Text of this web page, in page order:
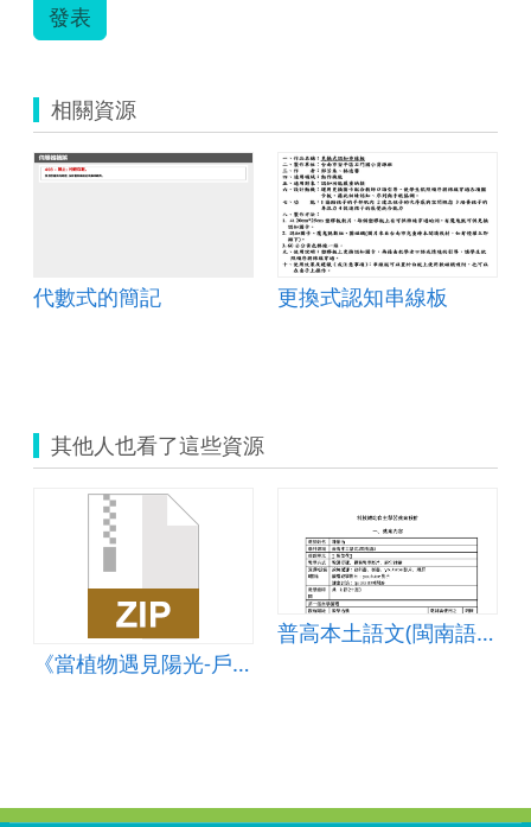
發表
相關資源
代數式的簡記 更換式認知串線板
其他人也看了這些資源
《當植物遇見陽光-戶外篇》互動
普高本土語文(閩南語)〈斑芝花〉